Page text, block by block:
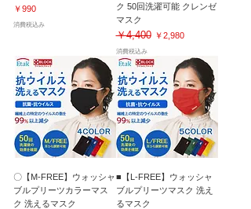
価格
￥990
消費税込み
ク 50回洗濯可能 クレンゼ
マスク
通常価格
￥4,400 セール価格
￥2,980
消費税込み
〇【M-FREE】ウォッシャ
ブルプリーツカラーマス
ク 洗えるマスク
■【L-FREE】ウォッシャ
ブルプリーツマスク 洗え
るマスク